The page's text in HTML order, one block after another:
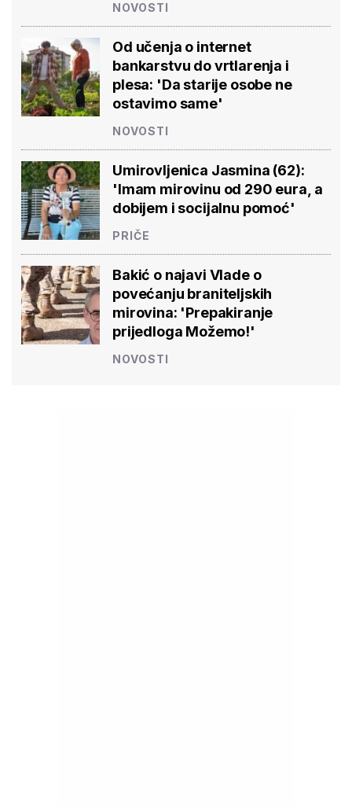
NOVOSTI
Od učenja o internet
bankarstvu do vrtlarenja i
plesa: 'Da starije osobe ne
ostavimo same'
NOVOSTI
Umirovljenica Jasmina (62):
'Imam mirovinu od 290 eura, a
dobijem i socijalnu pomoć'
PRIČE
Bakić o najavi Vlade o
povećanju braniteljskih
mirovina: 'Prepakiranje
prijedloga Možemo!'
NOVOSTI